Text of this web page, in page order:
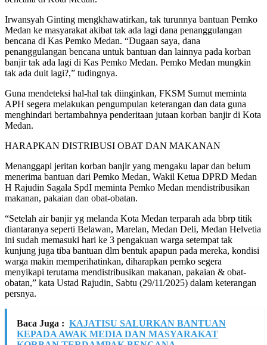
Irwansyah Ginting mengkhawatirkan, tak turunnya bantuan Pemko
Medan ke masyarakat akibat tak ada lagi dana penanggulangan
bencana di Kas Pemko Medan. “Dugaan saya, dana
penanggulangan bencana untuk bantuan dan lainnya pada korban
banjir tak ada lagi di Kas Pemko Medan. Pemko Medan mungkin
tak ada duit lagi?,” tudingnya.
Guna mendeteksi hal-hal tak diinginkan, FKSM Sumut meminta
APH segera melakukan pengumpulan keterangan dan data guna
menghindari bertambahnya penderitaan jutaan korban banjir di Kota
Medan.
HARAPKAN DISTRIBUSI OBAT DAN MAKANAN
Menanggapi jeritan korban banjir yang mengaku lapar dan belum
menerima bantuan dari Pemko Medan, Wakil Ketua DPRD Medan
H Rajudin Sagala SpdI meminta Pemko Medan mendistribusikan
makanan, pakaian dan obat-obatan.
“Setelah air banjir yg melanda Kota Medan terparah ada bbrp titik
diantaranya seperti Belawan, Marelan, Medan Deli, Medan Helvetia
ini sudah memasuki hari ke 3 pengakuan warga setempat tak
kunjung juga tiba bantuan dlm bentuk apapun pada mereka, kondisi
warga makin memperihatinkan, diharapkan pemko segera
menyikapi terutama mendistribusikan makanan, pakaian & obat-
obatan,” kata Ustad Rajudin, Sabtu (29/11/2025) dalam keterangan
persnya.
Baca Juga : KAJATISU SALURKAN BANTUAN
KEPADA AWAK MEDIA DAN MASYARAKAT